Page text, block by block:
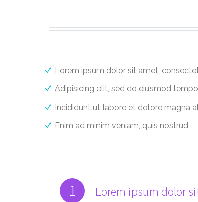
Lorem ipsum dolor sit amet,
Adipisicing elit, sed do eiusmod
Incididunt ut labore et dolore magna
Enim ad minim veniam, quis nostrud
1 Lorem ipsum dolor